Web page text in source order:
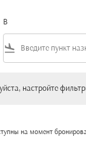
В
flight_land
настройте
на момент